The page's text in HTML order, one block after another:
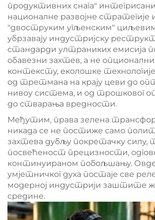
продуктивних снага"
националне развојне стратегије
"двоструким угљенским"
убрзавају индустријску
стандарди ултраниких емисија
обавезни захтев, а не
контексту, еколошке технологије
од третмана на крају цеви до
нивоу система, и од трошковог
до стварања вредности.
Међутим, права зелена
никада се не постиже само
захтева дубљу покретачку силу,
посвећеност прецизности,
континуираном побољшању.
умјетничког духа постаје све
модерној индустрији заштите
средине.